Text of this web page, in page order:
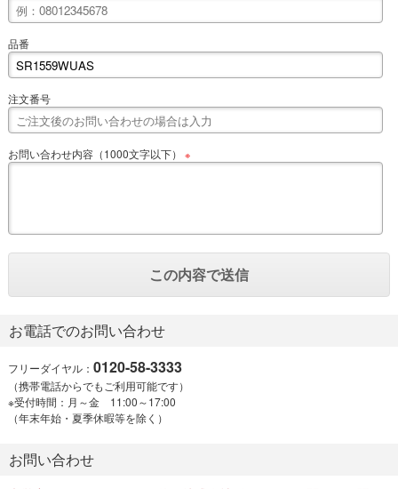
品番
注文番号
お問い合わせ内容（1000文字以下） ※
お電話でのお問い合わせ
フリーダイヤル： 0120-58-3333
（携帯電話からでもご利用可能です）
※受付時間：月～金 11:00～17:00
（年末年始・夏季休暇等を除く）
お問い合わせ